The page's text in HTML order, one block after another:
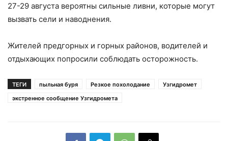
27-29 августа вероятны сильные ливни, которые могут
вызвать сели и наводнения.
Жителей предгорных и горных районов, водителей и
отдыхающих попросили соблюдать осторожность.
ТЕГИ пыльная буря Резкое похолодание
Узгидромет
экстренное сообщение Узгидромета